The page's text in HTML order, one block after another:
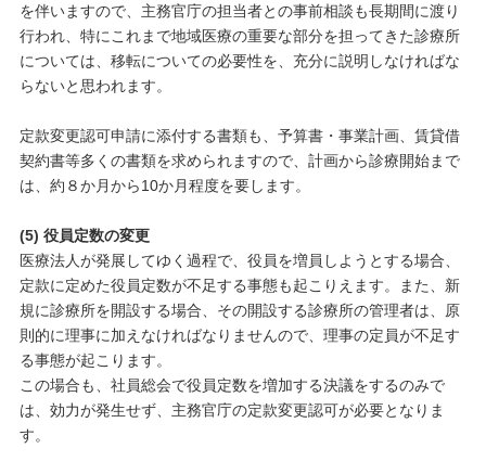
を伴いますので、主務官庁の担当者との事前相談も長期間に渡り
行われ、特にこれまで地域医療の重要な部分を担ってきた診療所
については、移転についての必要性を、充分に説明しなければな
らないと思われます。
定款変更認可申請に添付する書類も、予算書・事業計画、賃貸借
契約書等多くの書類を求められますので、計画から診療開始まで
は、約８か月から10か月程度を要します。
(5) 役員定数の変更
医療法人が発展してゆく過程で、役員を増員しようとする場合、
定款に定めた役員定数が不足する事態も起こりえます。また、新
規に診療所を開設する場合、その開設する診療所の管理者は、原
則的に理事に加えなければなりませんので、理事の定員が不足す
る事態が起こります。
この場合も、社員総会で役員定数を増加する決議をするのみで
は、効力が発生せず、主務官庁の定款変更認可が必要となりま
す。